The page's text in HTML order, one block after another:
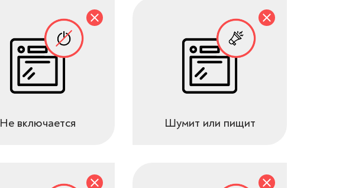
Не включается Шумит или пищит